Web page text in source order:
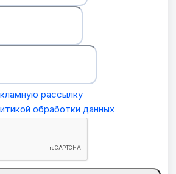
рассылку
обработки данных